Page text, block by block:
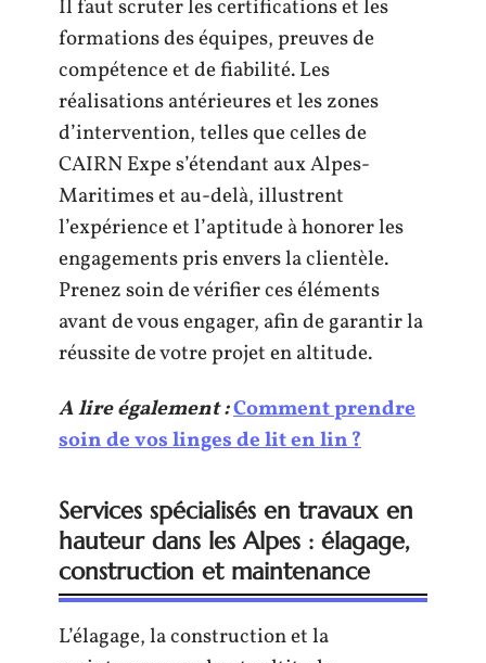
Il faut scruter les certifications et les
formations des équipes, preuves de
compétence et de fiabilité. Les
réalisations antérieures et les zones
d’intervention, telles que celles de
CAIRN Expe s’étendant aux Alpes-
Maritimes et au-delà, illustrent
l’expérience et l’aptitude à honorer les
engagements pris envers la clientèle.
Prenez soin de vérifier ces éléments
avant de vous engager, afin de garantir la
réussite de votre projet en altitude.
A lire également :Comment prendre
soin de vos linges de lit en lin ?
Services spécialisés en travaux en
hauteur dans les Alpes : élagage,
construction et maintenance
L’élagage, la construction et la